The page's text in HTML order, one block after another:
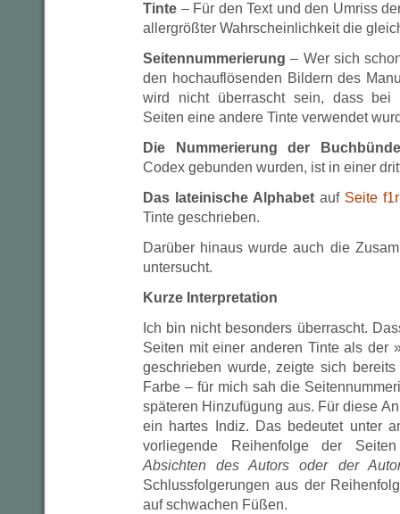
Tinte – Für den Text und den Umriss
allergrößter Wahrscheinlichkeit die
Seitennummerierung – Wer sich
den hochauflösenden Bildern des
wird nicht überrascht sein, dass bei
Seiten eine andere Tinte verwendet
Die Nummerierung der
Codex gebunden wurden, ist in einer
Das lateinische Alphabet auf Seite f1r
Tinte geschrieben.
Darüber hinaus wurde auch die
untersucht.
Kurze Interpretation
Ich bin nicht besonders überrascht.
Seiten mit einer anderen Tinte als der
geschrieben wurde, zeigte sich
Farbe – für mich sah die
späteren Hinzufügung aus. Für diese
ein hartes Indiz. Das bedeutet unter
vorliegende Reihenfolge der
Absichten des Autors oder der
Schlussfolgerungen aus der
auf schwachen Füßen.